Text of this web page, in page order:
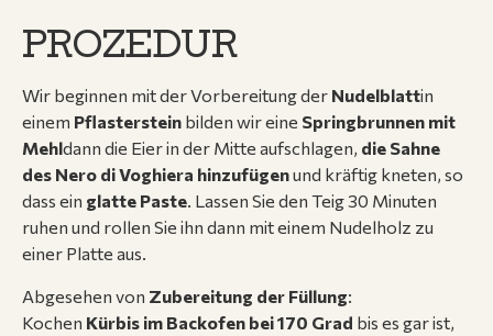
PROZEDUR
Wir beginnen mit der Vorbereitung der Nudelblattin
einem Pflasterstein bilden wir eine Springbrunnen mit
Mehldann die Eier in der Mitte aufschlagen, die Sahne
des Nero di Voghiera hinzufügenund kräftig kneten, so
dass ein glatte Paste. Lassen Sie den Teig 30 Minuten
ruhen und rollen Sie ihn dann mit einem Nudelholz zu
einer Platte aus.
Abgesehen von Zubereitung der Füllung:
Kochen Kürbis im Backofen bei 170 Grad bis es gar ist,